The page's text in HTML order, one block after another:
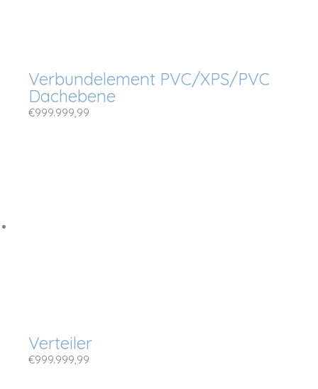
Verbundelement PVC/XPS/PVC
Dachebene
€999.999,99
Verteiler
€999.999,99